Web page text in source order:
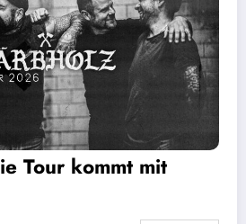
Tour kommt mit